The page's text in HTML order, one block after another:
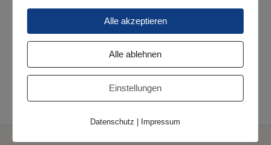
Zeit:
20:30 Uhr - 22:30 Uhr
Veranstaltungskategorie:
Alle akzeptieren
Alle ablehnen
Einstellungen
Datenschutz Impressum